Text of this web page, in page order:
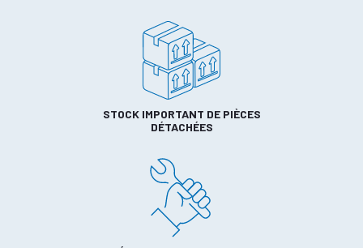
STOCK IMPORTANT DE PIÈCES
DÉTACHÉES